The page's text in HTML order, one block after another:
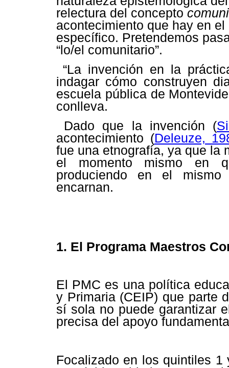
relectura del concepto
acontecimiento que hay en
específico. Pretendemos
“lo/el comunitario”.
“La invención en la
indagar cómo construyen
escuela pública de
conlleva.
Dado que la invención (
acontecimiento (Deleuze,
fue una etnografía, ya que la
el momento mismo en
produciendo en el
encarnan.
1. El Programa Maestros
El PMC es una política
y Primaria (CEIP) que parte
sí sola no puede garantizar
precisa del apoyo
Focalizado en los quintiles